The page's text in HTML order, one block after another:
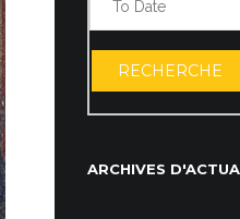
RECHERCHE
ARCHIVES